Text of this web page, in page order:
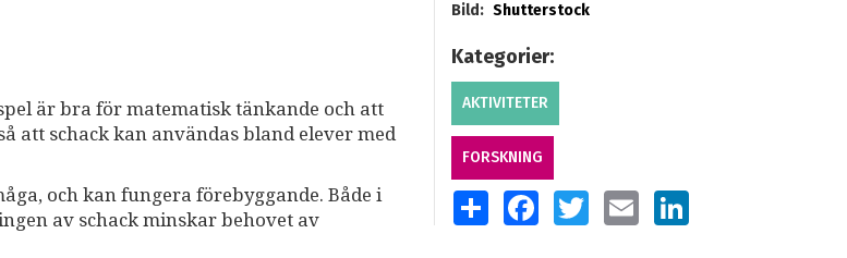
är bra för matematisk tänkande och att
att schack kan användas bland elever med
och kan fungera förebyggande. Både i
av schack minskar behovet av
Bild: Shutterstock
Kategorier:
AKTIVITETER
FORSKNING
SHARE FACEBOOKTWITTEREMAIL LINKEDIN